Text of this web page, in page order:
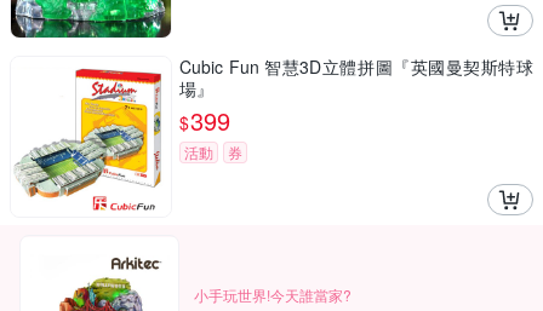
Cubic Fun 智慧3D立體拼圖『英國曼契斯特球
場』
$399
活動 券
小手玩世界!今天誰當家?